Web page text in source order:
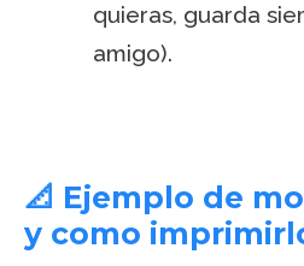
quieras, guarda
amigo).
📐 Ejemplo de
y como